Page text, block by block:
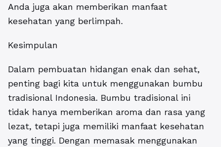
Anda juga akan memberikan manfaat
kesehatan yang berlimpah.
Kesimpulan
Dalam pembuatan hidangan enak dan sehat,
penting bagi kita untuk menggunakan bumbu
tradisional Indonesia. Bumbu tradisional ini
tidak hanya memberikan aroma dan rasa yang
lezat, tetapi juga memiliki manfaat kesehatan
yang tinggi. Dengan memasak menggunakan